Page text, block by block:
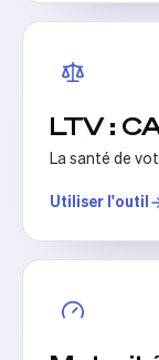
LTV :
La santé de
Utiliser l'outil